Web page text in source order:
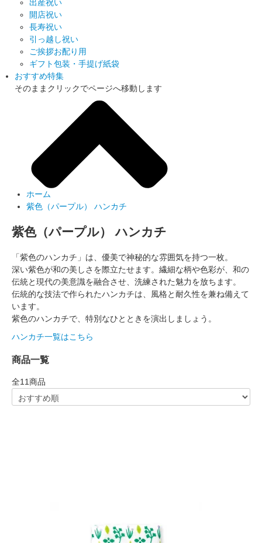
出産祝い
開店祝い
長寿祝い
引っ越し祝い
ご挨拶お配り用
ギフト包装・手提げ紙袋
おすすめ特集
そのままクリックでページへ移動します
ホーム
紫色（パープル） ハンカチ
紫色（パープル） ハンカチ
「紫色のハンカチ」は、優美で神秘的な雰囲気を持つ一枚。
深い紫色が和の美しさを際立たせます。繊細な柄や色彩が、和の
伝統と現代の美意識を融合させ、洗練された魅力を放ちます。
伝統的な技法で作られたハンカチは、風格と耐久性を兼ね備えて
います。
紫色のハンカチで、特別なひとときを演出しましょう。
ハンカチ一覧はこちら
商品一覧
全11商品